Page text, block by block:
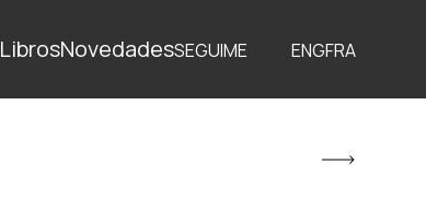
LibrosNovedadesSEGUIME ENGFRA